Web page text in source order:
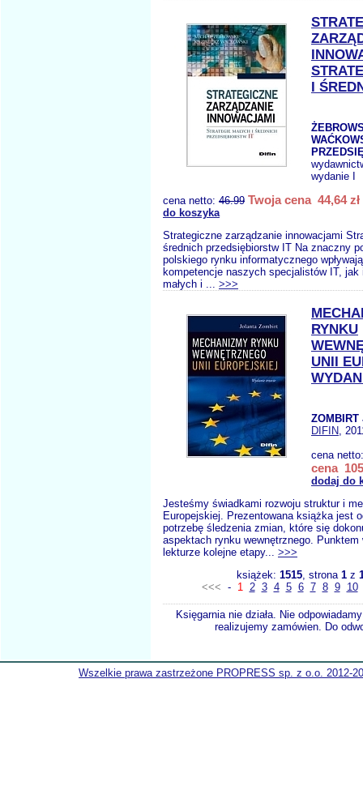
I
wydanie I
cena netto: 46.99 Twoja cena 44,64 zł
do koszyka
Strategiczne zarządzanie innowacjami
średnich przedsiębiorstw IT Na znaczny
polskiego rynku informatycznego
kompetencje naszych specjalistów IT, jak
małych i ... >>>
RYNKU
UNII
ZOMBIRT
DIFIN,
cena
cena
dodaj do
Jesteśmy świadkami rozwoju struktur i
Europejskiej. Prezentowana książka jest
potrzebę śledzenia zmian, które się
aspektach rynku wewnętrznego.
lekturze kolejne etapy... >>>
książek: 1515, strona 1z
<<< - 1 2 3 4 5 6 7 8 9 10
Księgarnia nie działa. Nie
realizujemy zamówien. Do
Wszelkie prawa zastrzeżone PROPRESS sp. z o.o. 2012-